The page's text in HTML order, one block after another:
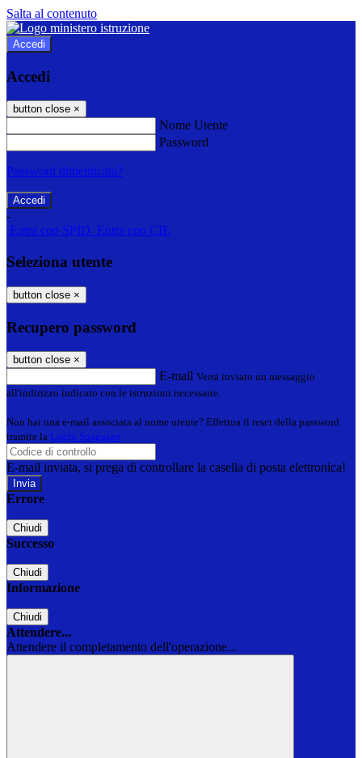
Salta al contenuto
Accedi
Accedi
button close ×
Nome Utente
Password
Password dimenticata?
-
Entra con SPID Entra con CIE
Seleziona utente
button close ×
Recupero password
button close ×
E-mail Verrà inviato un messaggio
all'indirizzo indicato con le istruzioni necessarie.
Non hai una e-mail associata al nome utente? Effettua il reset della password
tramite la Login Spaggiari
E-mail inviata, si prega di controllare la casella di posta elettronica!
Errore
Chiudi
Successo
Chiudi
Informazione
Chiudi
Attendere...
Attendere il completamento dell'operazione...